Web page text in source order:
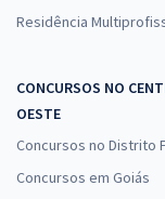
Residência
CONCURSOS NO
OESTE
Concursos no Distrito
Concursos em Goiás